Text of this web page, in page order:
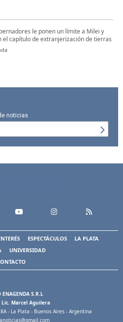
le ponen un límite a Milei y
el capítulo de extranjerización de tierras
noticias
ESPECTÁCULOS
LA PLATA
UNIVERSIDAD
ENAGENDA S.R.L
Lic. Marcel Aguilera
- La Plata - Buenos Aires - Argentina